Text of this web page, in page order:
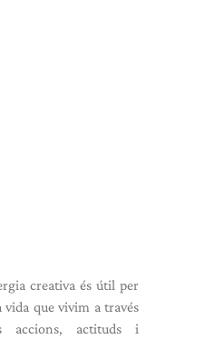
creativa és útil per
que vivim a través
accions, actituds i